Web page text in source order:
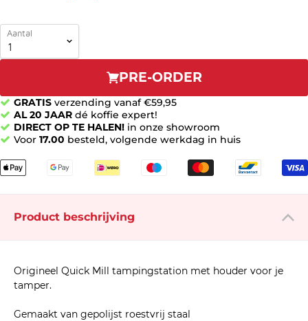
Aantal
PRE-ORDER
GRATIS verzending vanaf €59,95
AL 20 JAAR dé koffie expert!
DIRECT OP TE HALEN! in onze showroom
Voor 17.00 besteld, volgende werkdag in huis
Product beschrijving
Origineel Quick Mill tampingstation met houder voor je
tamper.
Gemaakt van gepolijst roestvrij staal